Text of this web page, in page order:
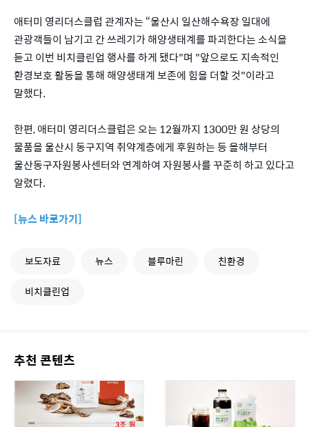
애터미 영리더스클럽 관계자는 “울산시 일산해수욕장 일대에
관광객들이 남기고 간 쓰레기가 해양생태계를 파괴한다는 소식을
듣고 이번 비치클린업 행사를 하게 됐다"며 "앞으로도 지속적인
환경보호 활동을 통해 해양생태계 보존에 힘을 더할 것"이라고
말했다.
한편, 애터미 영리더스클럽은 오는 12월까지 1300만 원 상당의
물품을 울산시 동구지역 취약계층에게 후원하는 등 올해부터
울산동구자원봉사센터와 연계하여 자원봉사를 꾸준히 하고 있다고
알렸다.
[뉴스 바로가기]
보도자료 뉴스 블루마린
친환경
비치클린업
추천 콘텐츠